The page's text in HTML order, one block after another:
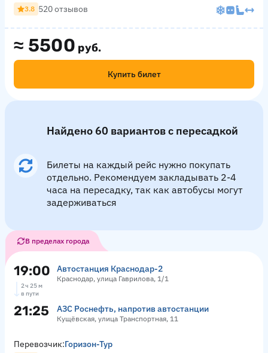
≈ 5500 руб.
Купить билет
3.8 520 отзывов
Найдено 60 вариантов с пересадкой
Билеты на каждый рейс нужно покупать
отдельно. Рекомендуем закладывать 2-4
часа на пересадку, так как автобусы могут
задерживаться
В пределах города
19:00 Автостанция Краснодар-2
Краснодар, улица Гаврилова, 1/1
2 ч 25 м
в пути
21:25 АЗС Роснефть, напротив автостанции
Кущёвская, улица Транспортная, 11
Перевозчик:Горизон-Тур